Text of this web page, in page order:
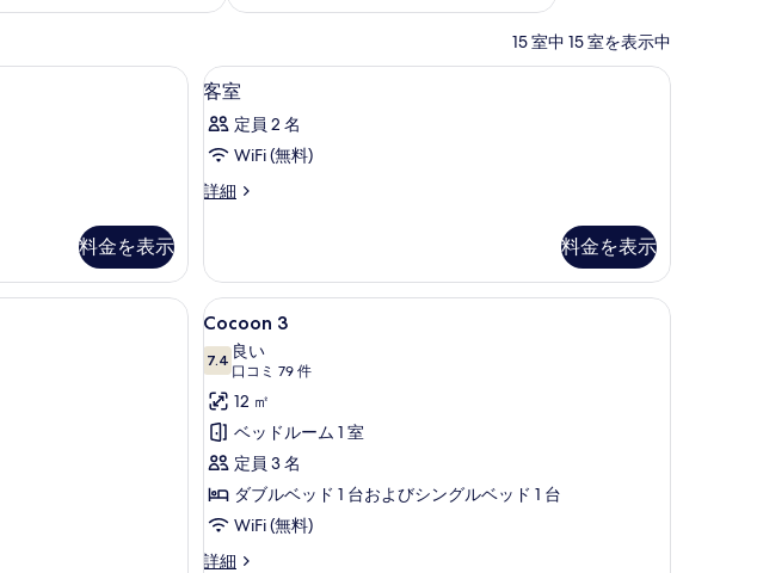
15 室中 15 室を表示中
具、セレクト コンフォート製ベッド、防音設備、WiFi (無料)
料金を表示
客
室
の
べ
の
写
真
を
表
示
す
る
高級寝具、セレクト コンフォート製ベッド
7
客室
定員 2 名
WiFi (無料)
詳細
客
細
料金を表示
2 | 高級寝具、セレクト コンフォート製ベッド、防音設備、WiFi (無料)
Cocoon
3
の
す
べ
て
の
写
真
Cocoon 3 | 高級寝具、セレクト コンフォー
5
Cocoon 3
7.410 点中 7.4
良い
口コミ 79 件
(口
コ
ミ
79
件)
12 ㎡
ベッドルーム 1 室
定員 3 名
ダブルベッド 1 台およびシングルベッド 1 台
WiFi (無料)
詳細
Cocoon